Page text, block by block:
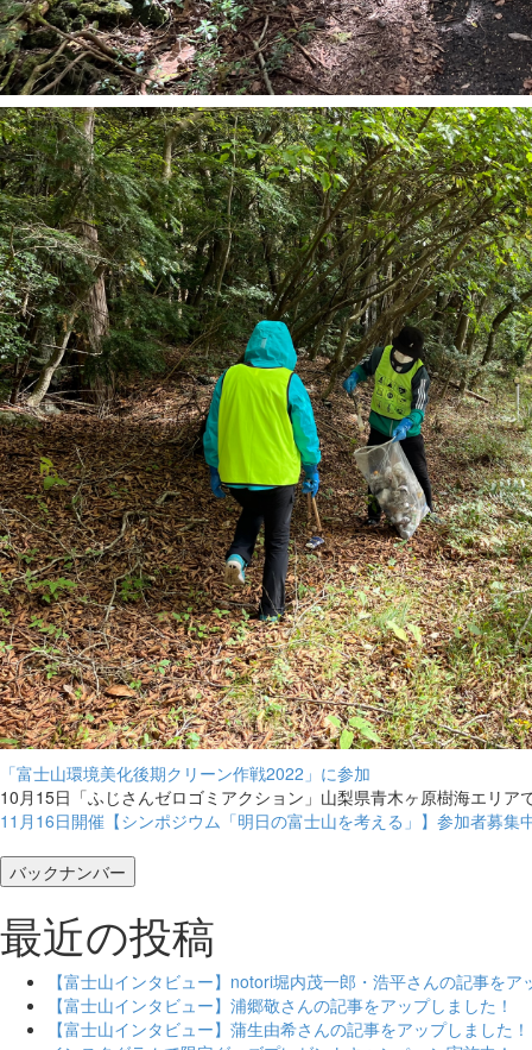
「富士山環境美化後期クリーン作戦2022」に参加
10月15日「ふじさんゼロゴミアクション」山梨県青木ヶ原樹海エリア
11月16日開催【シンポジウム「明日の富士山を考える」】参加者募集
バックナンバー
最近の投稿
【富士山インタビュー】notori堀内茂一郎・浩平さんの記事をア
【富士山インタビュー】浦郷敬さんの記事をアップしました！
【富士山インタビュー】蒲生由希さんの記事をアップしました！